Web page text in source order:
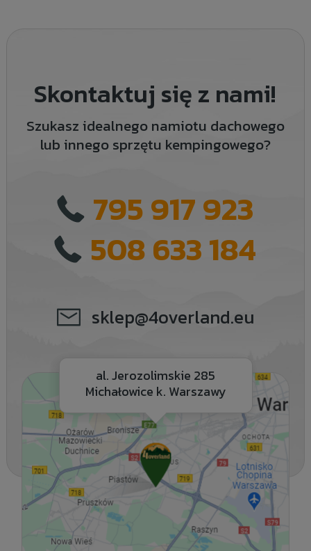
Skontaktuj się z nami!
Szukasz idealnego namiotu dachowego
lub innego sprzętu kempingowego?
795 917 923
508 633 184
sklep@4overland.eu
al. Jerozolimskie 285
Michałowice k. Warszawy